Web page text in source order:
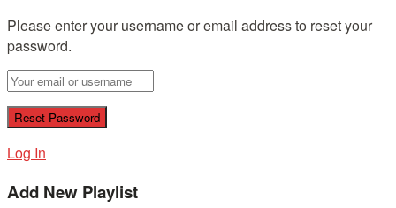
Please enter your username or email address to reset your
password.
Log In
Add New Playlist